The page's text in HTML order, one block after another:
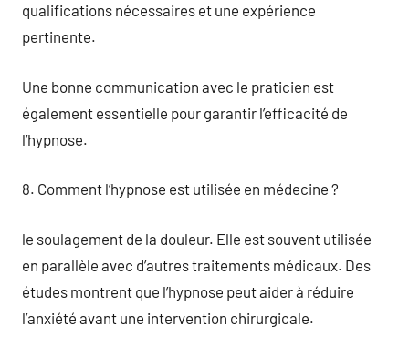
qualifications nécessaires et une expérience
pertinente.
Une bonne communication avec le praticien est
également essentielle pour garantir l’efficacité de
l’hypnose.
8. Comment l’hypnose est utilisée en médecine ?
le soulagement de la douleur. Elle est souvent utilisée
en parallèle avec d’autres traitements médicaux. Des
études montrent que l’hypnose peut aider à réduire
l’anxiété avant une intervention chirurgicale.